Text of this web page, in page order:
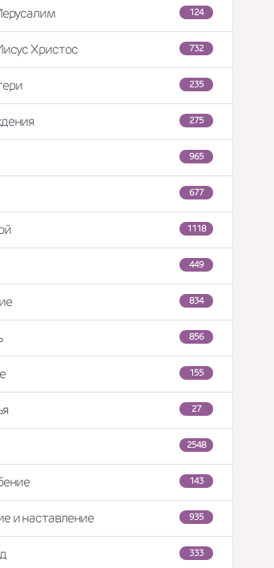
124
732
Христос
235
275
965
677
1118
449
834
856
155
27
2548
143
935
и наставление
333